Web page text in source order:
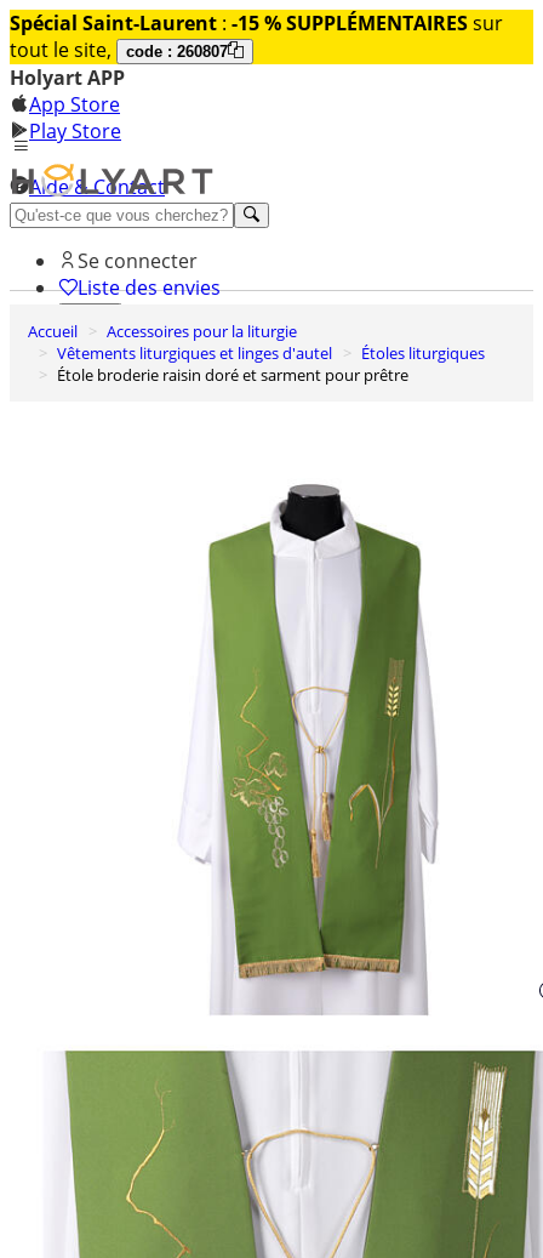
Spécial Saint-Laurent : -15 % SUPPLÉMENTAIRESsur
tout le site,
code : 260807
Holyart APP
App Store
Play Store
Aide & Contact
Découvrez Premium
Se connecter
Liste des envies
0
Panier
Accueil
Accessoires pour la liturgie
Vêtements liturgiques et linges d'autel
Étoles liturgiques
Étole broderie raisin doré et sarment pour prêtre